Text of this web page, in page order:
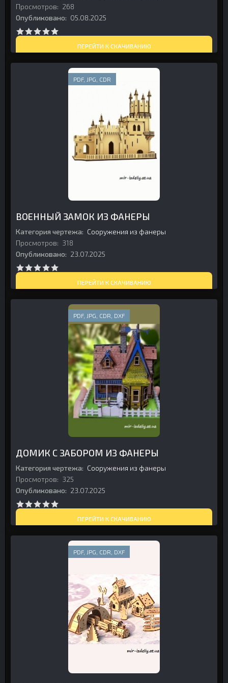
Просмотров: 268
Опубликовано: 05.08.2025
ПЕРЕЙТИ К СКАЧИВАНИЮ
PDF, JPG, CDR
ВОЕННЫЙ ЗАМОК ИЗ ФАНЕРЫ
Категория чертежа: Сооружения из фанеры
Просмотров: 318
Опубликовано: 23.07.2025
ПЕРЕЙТИ К СКАЧИВАНИЮ
PDF, JPG, CDR, DXF
ДОМИК С ЗАБОРОМ ИЗ ФАНЕРЫ
Категория чертежа: Сооружения из фанеры
Просмотров: 325
Опубликовано: 23.07.2025
ПЕРЕЙТИ К СКАЧИВАНИЮ
PDF, JPG, CDR, DXF